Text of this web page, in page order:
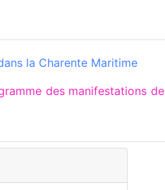
la Charente Maritime
des manifestations